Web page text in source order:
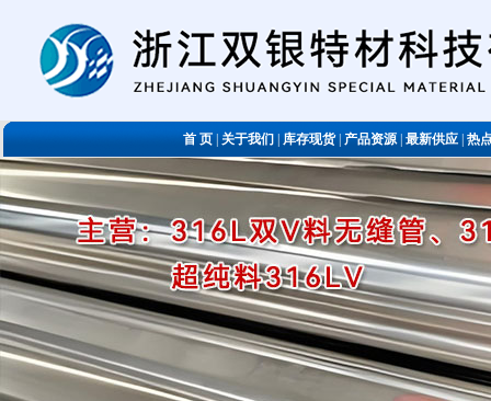
首 页关于我们库存现货|产品资源|最新供应|热